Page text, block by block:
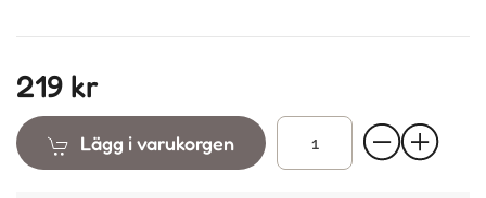
219 kr
Lägg i varukorgen